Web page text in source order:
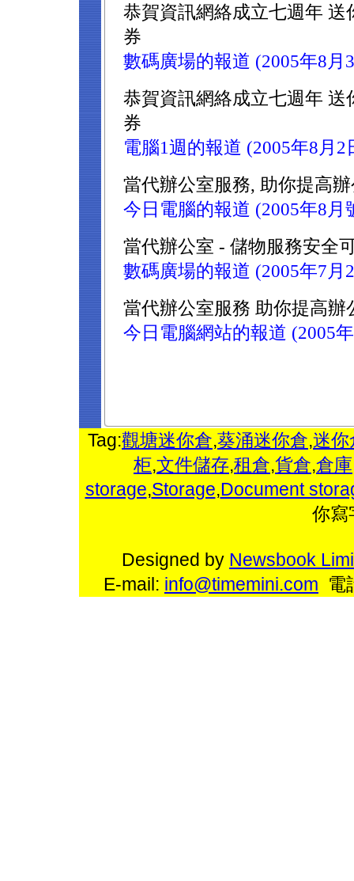
恭賀資訊網絡成立七週年
券
數碼廣場的報道 (2005年8月
恭賀資訊網絡成立七週年
券
電腦1週的報道 (2005年8月2
當代辦公室服務, 助你提高
今日電腦的報道 (2005年8月
當代辦公室 - 儲物服務安全
數碼廣場的報道 (2005年7月
當代辦公室服務 助你提高辦
今日電腦網站的報道 (2005
Tag:觀塘迷你倉,葵涌迷你倉,迷你
柜,文件儲存,租倉,貨倉,倉庫
storage,Storage,Document
你寫
Designed by Newsbook
E-mail: info@timemini.com 電